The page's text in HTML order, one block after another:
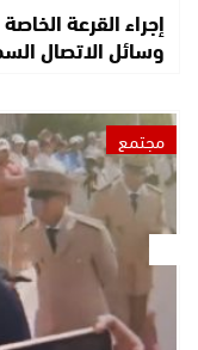
إجراء القرعة
وسائل الاتصال
مجتمع